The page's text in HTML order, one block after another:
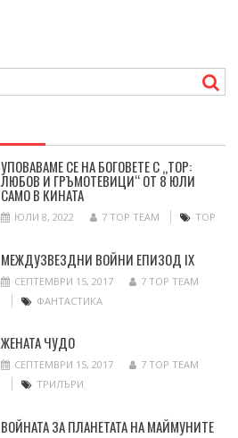
УПОВАВАМЕ СЕ НА БОГОВЕТЕ С „ТОР:
ЛЮБОВ И ГРЪМОТЕВИЦИ“ ОТ 8 ЮЛИ
САМО В КИНАТА
ЮЛИ 8, 2022 7 TOP TEAM ТОР
МЕЖДУЗВЕЗДНИ ВОЙНИ ЕПИЗОД IX
СЕПТЕМВРИ 15, 2017
7 TOP TEAM
ФАНТАСТИКА
ЖЕНАТА ЧУДО
СЕПТЕМВРИ 15, 2017
7 TOP TEAM
ТРИЛЪРИ
ВОЙНАТА ЗА ПЛАНЕТАТА НА МАЙМУНИТЕ